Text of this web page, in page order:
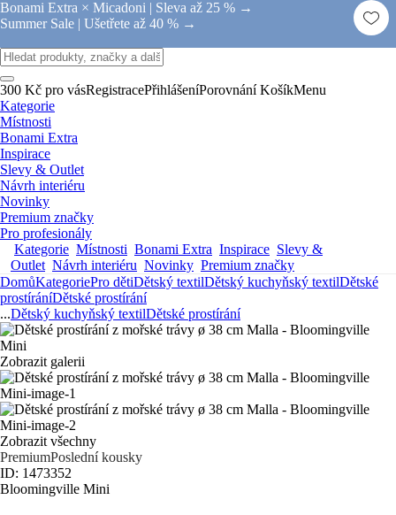
Bonami Extra × Micadoni | Sleva až 25 % →
Summer Sale | Ušetřete až 40 % →
300 Kč pro vásRegistracePřihlášeníPorovnání KošíkMenu
Kategorie
Místnosti
Bonami Extra
Inspirace
Slevy & Outlet
Návrh interiéru
Novinky
Premium značky
Pro profesionály
Kategorie Místnosti Bonami Extra Inspirace Slevy &
Outlet Návrh interiéru Novinky Premium značky
DomůKategoriePro dětiDětský textilDětský kuchyňský textilDětské
prostíráníDětské prostírání
...Dětský kuchyňský textilDětské prostírání
Zobrazit galerii
Zobrazit všechny
PremiumPoslední kousky
ID: 1473352
Bloomingville Mini